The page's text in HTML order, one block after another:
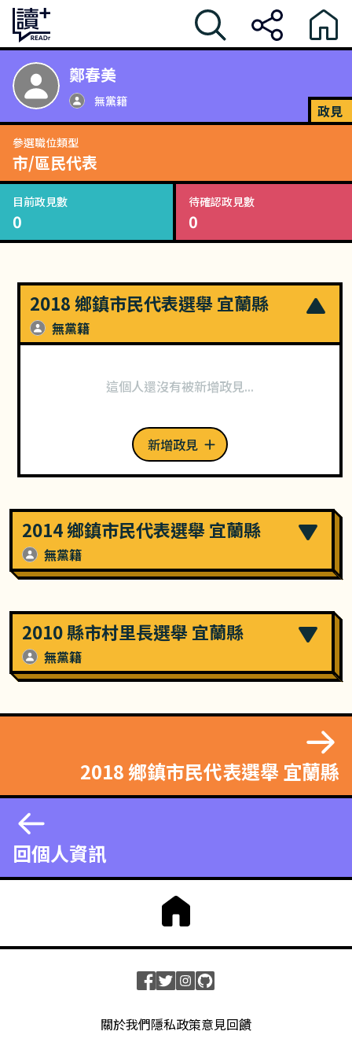
鄭春美
無黨籍
政見
參選職位類型
市/區民代表
目前政見數
0
待確認政見數
0
2018 鄉鎮市民代表選舉 宜蘭縣
無黨籍
這個人還沒有被新增政見...
新增政見
2014 鄉鎮市民代表選舉 宜蘭縣
無黨籍
2010 縣市村里長選舉 宜蘭縣
無黨籍
回個人資訊
2018 鄉鎮市民代表選舉 宜蘭縣
關於我們隱私政策意見回饋